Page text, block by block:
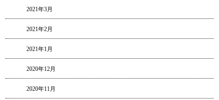
2021年3月
2021年2月
2021年1月
2020年12月
2020年11月